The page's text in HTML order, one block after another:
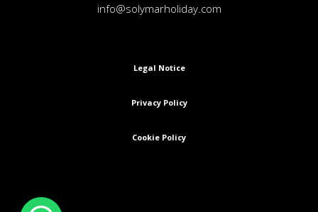
info@solymarholiday.com
Legal Notice
Privacy Policy
Cookie Policy